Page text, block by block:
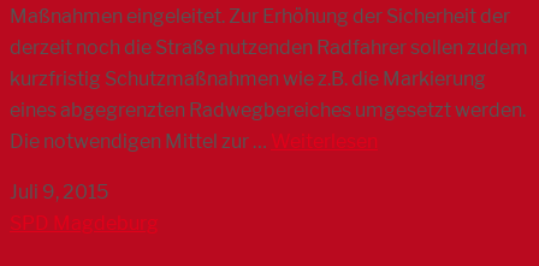
Maßnahmen eingeleitet. Zur Erhöhung der Sicherheit der
derzeit noch die Straße nutzenden Radfahrer sollen zudem
kurzfristig Schutzmaßnahmen wie z.B. die Markierung
eines abgegrenzten Radwegbereiches umgesetzt werden.
Die notwendigen Mittel zur … Weiterlesen
Juli 9, 2015
SPD Magdeburg